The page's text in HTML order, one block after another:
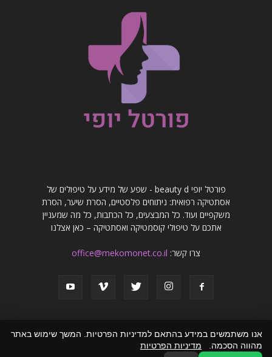
פורטל יופי beauty d - שפע של מידע על טיפולים של
אסתטיקה רפואית: ניתוחים פלסטיים, הסרת שיער, הסרת
משקפיים ועוד. כל המבצעים, כל הכתבות, כל מה שמעניין
אתכם על טיפולי קוסמטיקה ואסתטיקה – כאן אצלנו
צרו קשר: office@mekomonet.co.il
פרסמו אצלנו פרסום מאמרים באתרים
אנו משתמשים במידע בהתאם למדיניות הפרטיות. המשך שימוש באתר
מהווה הסכמה. מדיניות הפרטיות